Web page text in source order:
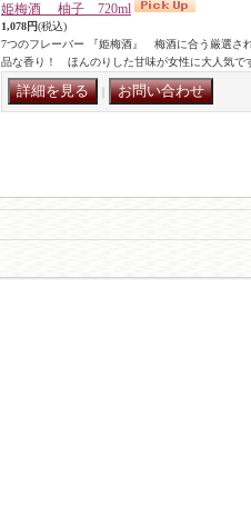
姫梅酒 柚子 720ml
1,078円(税込)
7つのフレーバー 『姫梅酒』 梅酒に合う厳選さ
品な香り！ ほんのりした甘味が女性に大人気で